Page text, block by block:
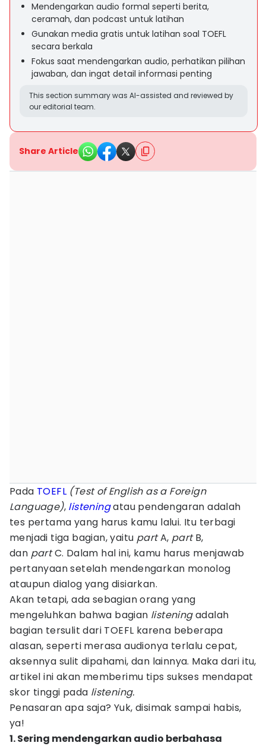
Mendengarkan audio formal seperti berita,
ceramah, dan podcast untuk latihan
Gunakan media gratis untuk latihan soal TOEFL
secara berkala
Fokus saat mendengarkan audio, perhatikan pilihan
jawaban, dan ingat detail informasi penting
This section summary was AI-assisted and reviewed by
our editorial team.
Share Article
Pada TOEFL (Test of English as a Foreign
Language), listeningatau pendengaran adalah
tes pertama yang harus kamu lalui. Itu terbagi
menjadi tiga bagian, yaitu partA, partB,
dan partC. Dalam hal ini, kamu harus menjawab
pertanyaan setelah mendengarkan monolog
ataupun dialog yang disiarkan.
Akan tetapi, ada sebagian orang yang
mengeluhkan bahwa bagian listeningadalah
bagian tersulit dari TOEFL karena beberapa
alasan, seperti merasa audionya terlalu cepat,
aksennya sulit dipahami, dan lainnya. Maka dari itu,
artikel ini akan memberimu tips sukses mendapat
skor tinggi pada listening.
Penasaran apa saja? Yuk, disimak sampai habis,
ya!
1. Sering mendengarkan audio berbahasa